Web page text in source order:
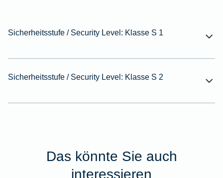
Sicherheitsstufe / Security Level: Klasse S 1
Sicherheitsstufe / Security Level: Klasse S 2
Das könnte Sie auch
interessieren